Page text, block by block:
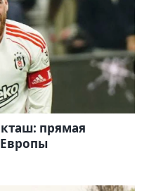
прямая